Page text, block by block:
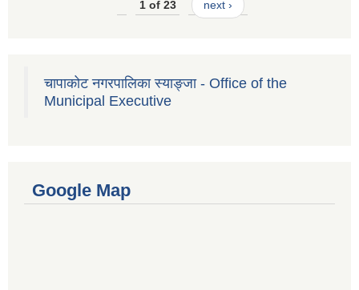
1 of 23 next ›
चापाकोट नगरपालिका स्याङ्जा - Office of the
Municipal Executive
Google Map